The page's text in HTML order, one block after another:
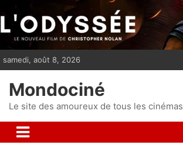
i
p
n
samedi, août 8, 2026
Mondociné
Le site des amoureux de tous les cinémas